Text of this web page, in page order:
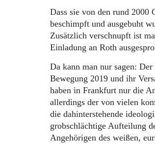
Archiv
Mediadaten
Dass sie von den rund 2000
beschimpft und ausgebuht
Zusätzlich verschnupft ist
Einladung an Roth
Da kann man nur sagen:
Bewegung 2019 und ihr
haben in Frankfurt nur die
allerdings der von vielen
die dahinterstehende
grobschlächtige Aufteilung
Angehörigen des weißen,